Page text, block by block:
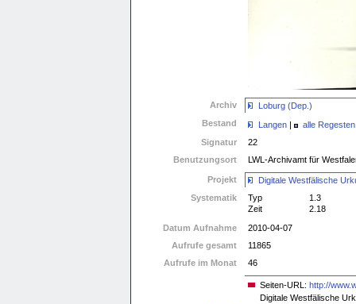
Archiv
Loburg (Dep.)
Bestand
Langen |
alle Regesten
Signatur
22
Benutzungsort
LWL-Archivamt für
Projekt
Digitale Westfälische
Systematik
Typ
1.3
Zeit
2.18
Datum Aufnahme
2010-04-07
Aufrufe gesamt
11865
Aufrufe im Monat
46
Seiten-URL: http://
Digitale Westfälische